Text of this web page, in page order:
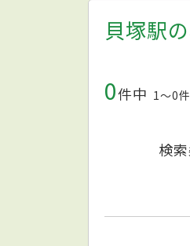
貝塚駅
0件中 1〜0
検